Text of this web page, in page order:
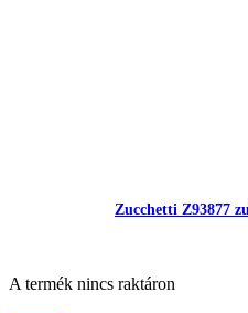
Zucchetti Z93877
A termék nincs raktáron